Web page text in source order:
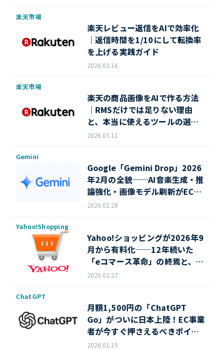
楽天市場
2026.03.16
楽天レビュー返信をAIで効率化
｜返信時間を1/10にして転換率
を上げる実践ガイド
楽天市場
2026.03.11
楽天の商品画像をAIで作る方法
｜RMSだけでは足りない理由
と、本当に使えるツールの選び
方【2026年版】
Gemini
2026.02.28
Google「Gemini Drop」2026
年2月の全貌──AI音楽生成・推
論強化・画像モデル刷新がEC業
務を変える
Yahoo!Shopping
2026.02.27
Yahoo!ショッピングが2026年9
月から有料化──12年続いた
「eコマース革命」の終焉と、中
小EC事業者がとるべき戦略
ChatGPT
2026.01.19
月額1,500円の「ChatGPT
Go」がついに日本上陸！EC事業
者が今すぐ押さえるべきポイン
ト